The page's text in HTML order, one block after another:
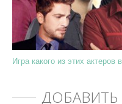
Игра какого из этих